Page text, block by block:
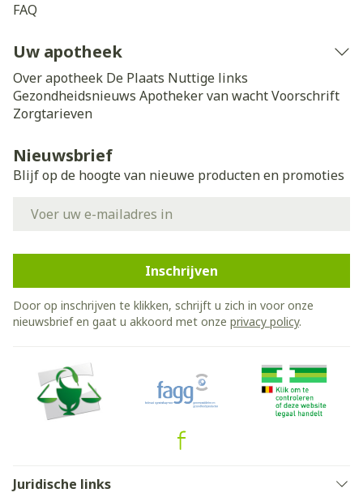
FAQ
Uw apotheek
Over apotheek De Plaats Nuttige links
Gezondheidsnieuws Apotheker van wachtVoorschrift
Zorgtarieven
Nieuwsbrief
Blijf op de hoogte van nieuwe producten en promoties
Inschrijven
Door op inschrijven te klikken, schrijft u zich in voor onze
nieuwsbrief en gaat u akkoord met onze privacy policy.
Juridische links